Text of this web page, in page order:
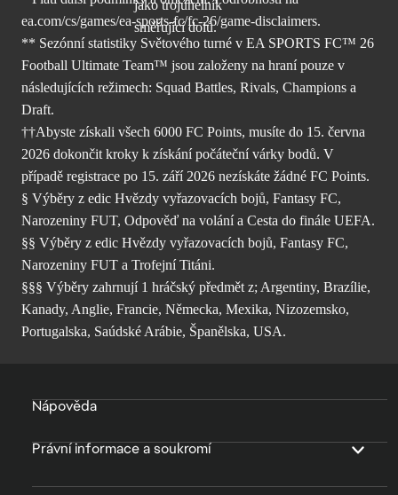
ea.com/cs/games/ea-sports-fc/fc-26/game-disclaimers.
** Sezónní statistiky Světového turné v EA SPORTS FC™ 26
Football Ultimate Team™ jsou založeny na hraní pouze v
následujících režimech: Squad Battles, Rivals, Champions a
Draft.
††Abyste získali všech 6000 FC Points, musíte do 15. června
2026 dokončit kroky k získání počáteční várky bodů. V
případě registrace po 15. září 2026 nezískáte žádné FC Points.
§ Výběry z edic Hvězdy vyřazovacích bojů, Fantasy FC,
Narozeniny FUT, Odpověď na volání a Cesta do finále UEFA.
§§ Výběry z edic Hvězdy vyřazovacích bojů, Fantasy FC,
Narozeniny FUT a Trofejní Titáni.
§§§ Výběry zahrnují 1 hráčský předmět z; Argentiny, Brazílie,
Kanady, Anglie, Francie, Německa, Mexika, Nizozemsko,
Portugalska, Saúdské Arábie, Španělska, USA.
Nápověda
Právní informace a soukromí